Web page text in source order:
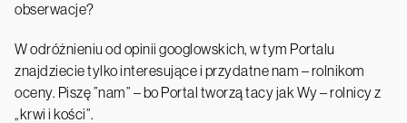
obserwacje?
W odróżnieniu od opinii googlowskich, w tym Portalu
znajdziecie tylko interesujące i przydatne nam – rolnikom
oceny. Piszę ”nam” – bo Portal tworzą tacy jak Wy – rolnicy z
„krwi i kości”.